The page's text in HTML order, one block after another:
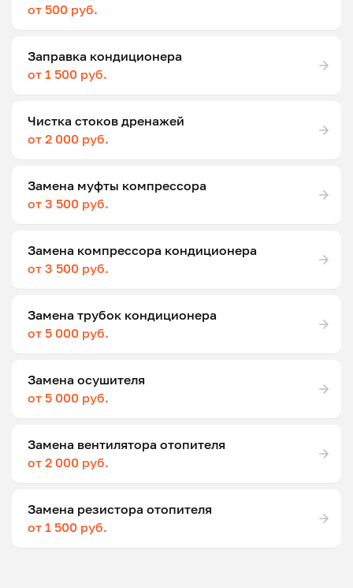
от 500 руб.
Заправка кондиционера
от 1 500 руб.
Чистка стоков дренажей
от 2 000 руб.
Замена муфты компрессора
от 3 500 руб.
Замена компрессора кондиционера
от 3 500 руб.
Замена трубок кондиционера
от 5 000 руб.
Замена осушителя
от 5 000 руб.
Замена вентилятора отопителя
от 2 000 руб.
Замена резистора отопителя
от 1 500 руб.